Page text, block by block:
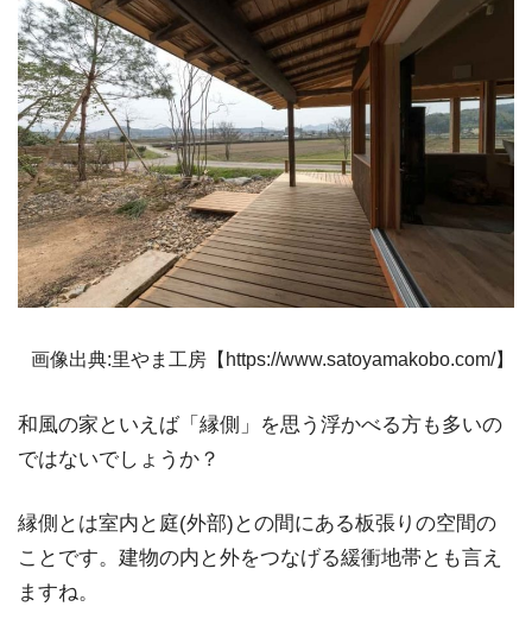
画像出典:里やま工房【https://www.satoyamakobo.com/】
和風の家といえば「縁側」を思う浮かべる方も多いの
ではないでしょうか？
縁側とは室内と庭(外部)との間にある板張りの空間の
ことです。建物の内と外をつなげる緩衝地帯とも言え
ますね。